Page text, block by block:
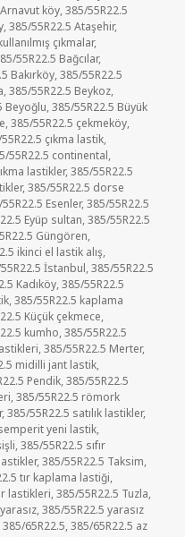
köy,385/55R22.5
,385/55R22.5 Ataşehir,
çıkmalar,
55R22.5 Bağcılar,
Bakırköy,385/55R22.5
,385/55R22.5 Beykoz,
Beyoğlu,385/55R22.5 Büyük
,385/55R22.5 çekmeköy,
çıkma lastik,
55R22.5 continental,
lastikler,385/55R22.5
,385/55R22.5 dorse
Esenler,385/55R22.5
Eyüp sultan,385/55R22.5
Güngören,
ikinci el lastik alış,
İstanbul,385/55R22.5
Kadıköy,385/55R22.5
,385/55R22.5 kaplama
Küçük çekmece,
kumho,385/55R22.5
,385/55R22.5 Merter,
midilli jant lastik,
Pendik,385/55R22.5
,385/55R22.5 römork
,385/55R22.5 satılık lastikler,
yeni lastik,
,385/55R22.5 sıfır
,385/55R22.5 Taksim,
tır kaplama lastiği,
lastikleri,385/55R22.5 Tuzla,
,385/55R22.5 yarasız
385/65R22.5,385/65R22.5 az